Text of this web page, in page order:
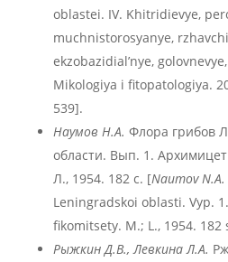
oblastei. IV. Khitridievye,
muchnistorosyanye,
ekzobazidial’nye,
Mikologiya i fitopatologiya.
539].
Наумов Н.А. Флора грибов
области. Вып. 1.
Л., 1954. 182 с. [Naumov N.A.
Leningradskoi oblasti. Vyp.
fikomitsety. M.; L., 1954. 182
Рыжкин Д.В., Левкина Л.А.